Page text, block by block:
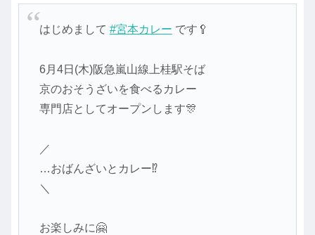
はじめまして #宮本カレー です🥄
6月4日(木)阪急嵐山線上桂駅そば
京のおそうざいを食べるカレー
専門店としてオープンします🎊
／
…おばんざいとカレー⁉️
＼
お楽しみに🤗